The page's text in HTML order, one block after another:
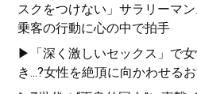
スクをつけない」サラリーマ
乗客の行動に心の中で拍手
▶「深く激しいセックス」で女
き...?女性を絶頂に向かわせる